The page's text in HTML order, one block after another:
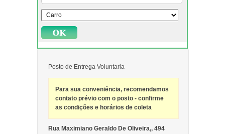
Posto de Entrega Voluntaria
Para sua conveniência, recomendamos
contato prévio com o posto - confirme
as condições e horários de coleta
Rua Maximiano Geraldo De Oliveira,, 494